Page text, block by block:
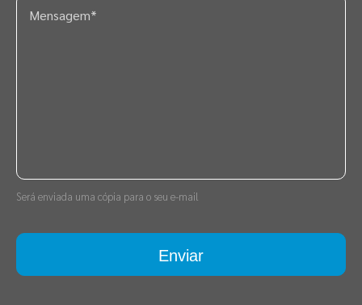
Será enviada uma cópia para o seu e-mail
Enviar